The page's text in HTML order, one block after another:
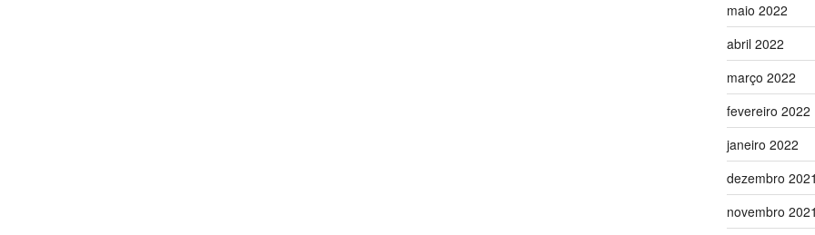
maio 2022
abril 2022
março 2022
fevereiro 2022
janeiro 2022
dezembro
novembro